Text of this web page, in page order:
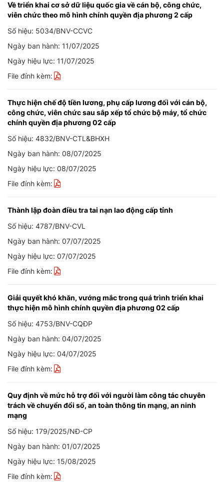
Về triển khai cơ sở dữ liệu quốc gia về cán bộ, công chức,
viên chức theo mô hình chính quyền địa phương 2 cấp
Số hiệu: 5034/BNV-CCVC
Ngày ban hành: 11/07/2025
Ngày hiệu lực: 11/07/2025
File đính kèm:
Thực hiện chế độ tiền lương, phụ cấp lương đối với cán bộ,
công chức, viên chức sau sắp xếp tổ chức bộ máy, tổ chức
chính quyền địa phương 02 cấp
Số hiệu: 4832/BNV-CTL&BHXH
Ngày ban hành: 08/07/2025
Ngày hiệu lực: 08/07/2025
File đính kèm:
Thành lập đoàn điều tra tai nạn lao động cấp tỉnh
Số hiệu: 4787/BNV-CVL
Ngày ban hành: 07/07/2025
Ngày hiệu lực: 07/07/2025
File đính kèm:
Giải quyết khó khăn, vướng mắc trong quá trình triển khai
thực hiện mô hình chính quyền địa phương 02 cấp
Số hiệu: 4753/BNV-CQĐP
Ngày ban hành: 04/07/2025
Ngày hiệu lực: 04/07/2025
File đính kèm:
Quy định về mức hỗ trợ đối với người làm công tác chuyên
trách về chuyển đổi số, an toàn thông tin mạng, an ninh
mạng
Số hiệu: 179/2025/NĐ-CP
Ngày ban hành: 01/07/2025
Ngày hiệu lực: 15/08/2025
File đính kèm: